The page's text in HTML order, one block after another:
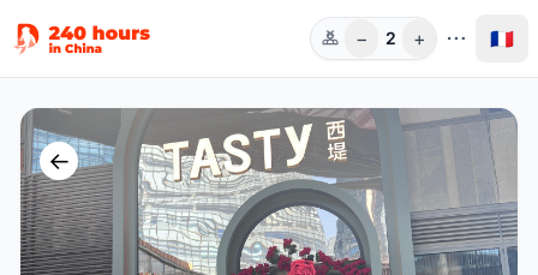
Pers.
− 2 + 🇫🇷
←